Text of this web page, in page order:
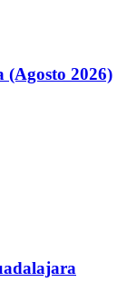
(Agosto 2026)